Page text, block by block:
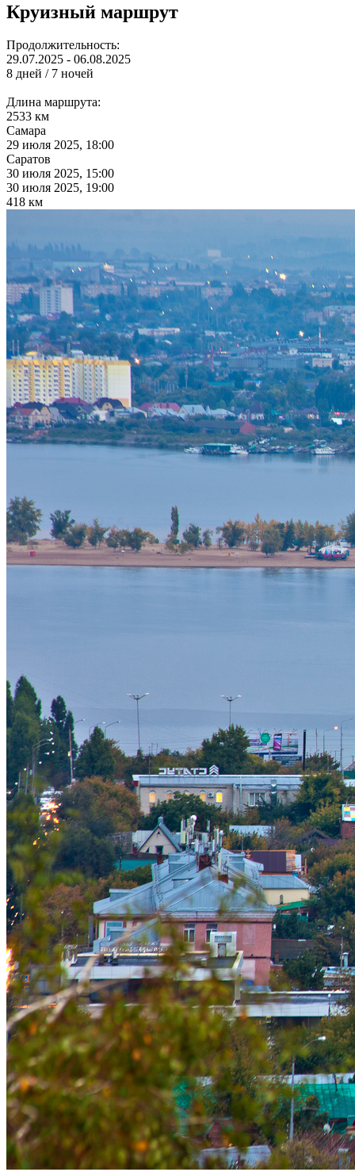
Круизный маршрут
Продолжительность:
29.07.2025 - 06.08.2025
8 дней / 7 ночей
Длина маршрута:
2533 км
Самара
29 июля 2025, 18:00
Саратов
30 июля 2025, 15:00
30 июля 2025, 19:00
418 км